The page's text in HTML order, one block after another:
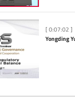
[ 0:07:02 ]